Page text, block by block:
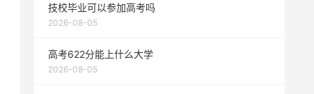
技校毕业可以参加高考吗
2026-08-05
高考622分能上什么大学
2026-08-05